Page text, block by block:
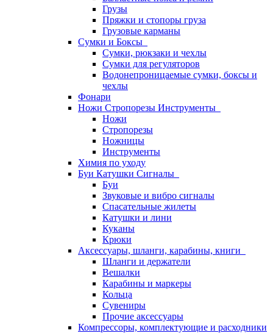
Грузы
Пряжки и стопоры груза
Грузовые карманы
Сумки и Боксы
Сумки, рюкзаки и чехлы
Сумки для регуляторов
Водонепроницаемые сумки, боксы и
чехлы
Фонари
Ножи Стропорезы Инструменты
Ножи
Стропорезы
Ножницы
Инструменты
Химия по уходу
Буи Катушки Сигналы
Буи
Звуковые и вибро сигналы
Спасательные жилеты
Катушки и лини
Куканы
Крюки
Аксессуары, шланги, карабины, книги
Шланги и держатели
Вешалки
Карабины и маркеры
Кольца
Сувениры
Прочие аксессуары
Компрессоры, комплектующие и расходники